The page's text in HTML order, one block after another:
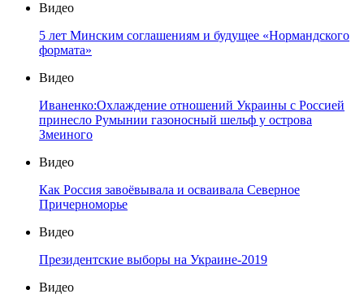
Видео
5 лет Минским соглашениям и будущее «Нормандского
формата»
Видео
Иваненко:Охлаждение отношений Украины с Россией
принесло Румынии газоносный шельф у острова
Змеиного
Видео
Как Россия завоёвывала и осваивала Северное
Причерноморье
Видео
Президентские выборы на Украине-2019
Видео